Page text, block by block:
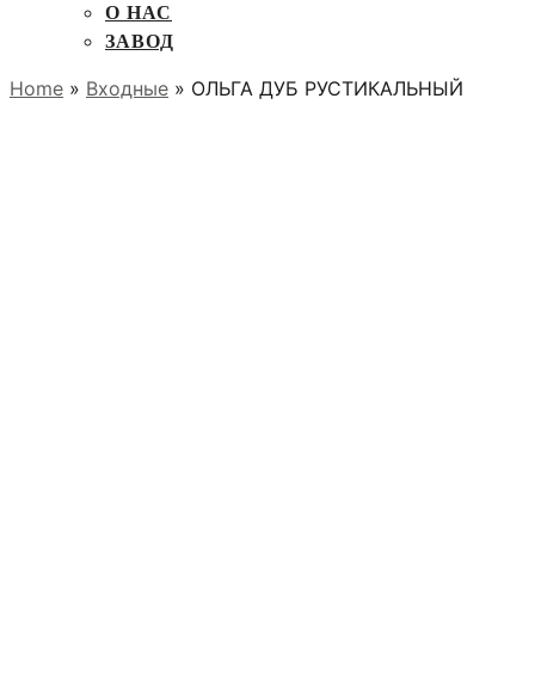
О НАС
ЗАВОД
Home » Входные » ОЛЬГА ДУБ РУСТИКАЛЬНЫЙ